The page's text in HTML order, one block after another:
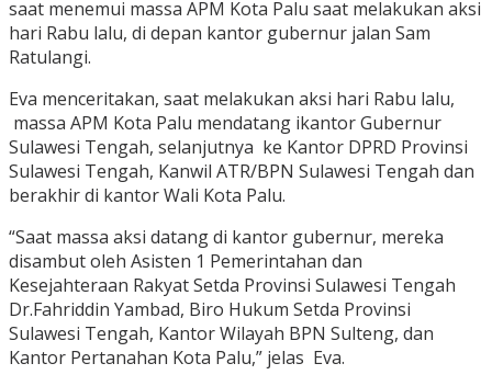
saat menemui massa APM Kota Palu saat melakukan aksi
hari Rabu lalu, di depan kantor gubernur jalan Sam
Ratulangi.
Eva menceritakan, saat melakukan aksi hari Rabu lalu,
massa APM Kota Palu mendatang ikantor Gubernur
Sulawesi Tengah, selanjutnya ke Kantor DPRD Provinsi
Sulawesi Tengah, Kanwil ATR/BPN Sulawesi Tengah dan
berakhir di kantor Wali Kota Palu.
“Saat massa aksi datang di kantor gubernur, mereka
disambut oleh Asisten 1 Pemerintahan dan
Kesejahteraan Rakyat Setda Provinsi Sulawesi Tengah
Dr.Fahriddin Yambad, Biro Hukum Setda Provinsi
Sulawesi Tengah, Kantor Wilayah BPN Sulteng, dan
Kantor Pertanahan Kota Palu,” jelas Eva.